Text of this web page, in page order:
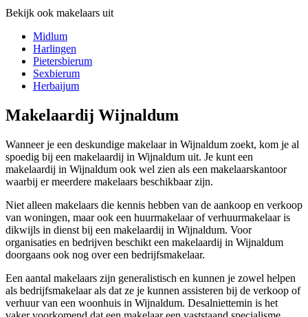
Bekijk ook makelaars uit
Midlum
Harlingen
Pietersbierum
Sexbierum
Herbaijum
Makelaardij Wijnaldum
Wanneer je een deskundige makelaar in Wijnaldum zoekt, kom je al
spoedig bij een makelaardij in Wijnaldum uit. Je kunt een
makelaardij in Wijnaldum ook wel zien als een makelaarskantoor
waarbij er meerdere makelaars beschikbaar zijn.
Niet alleen makelaars die kennis hebben van de aankoop en verkoop
van woningen, maar ook een huurmakelaar of verhuurmakelaar is
dikwijls in dienst bij een makelaardij in Wijnaldum. Voor
organisaties en bedrijven beschikt een makelaardij in Wijnaldum
doorgaans ook nog over een bedrijfsmakelaar.
Een aantal makelaars zijn generalistisch en kunnen je zowel helpen
als bedrijfsmakelaar als dat ze je kunnen assisteren bij de verkoop of
verhuur van een woonhuis in Wijnaldum. Desalniettemin is het